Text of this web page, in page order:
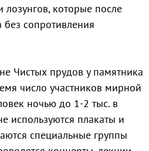
которые после
сопротивления
Чистых прудов у памятника
число участников мирной
ночью до 1-2 тыс. в
используются плакаты и
специальные группы